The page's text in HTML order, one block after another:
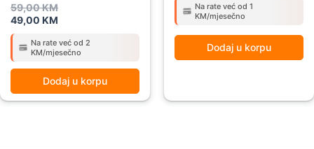
59,00KM
49,00 KM
Na rate već od 2
KM/mjesečno
Dodaj u korpu
Na rate već od 1
KM/mjesečno
Dodaj u korpu